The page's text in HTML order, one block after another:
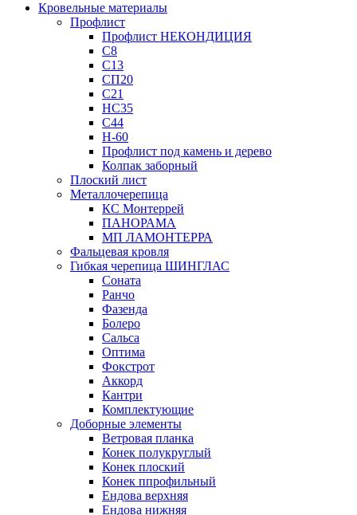
Кровельные материалы
Профлист
Профлист НЕКОНДИЦИЯ
С8
С13
СП20
С21
НС35
С44
Н-60
Профлист под камень и дерево
Колпак заборный
Плоский лист
Металлочерепица
КС Монтеррей
ПАНОРАМА
МП ЛАМОНТЕРРА
Фальцевая кровля
Гибкая черепица ШИНГЛАС
Соната
Ранчо
Фазенда
Болеро
Сальса
Оптима
Фокстрот
Аккорд
Кантри
Комплектующие
Доборные элементы
Ветровая планка
Конек полукруглый
Конек плоский
Конек ппрофильный
Ендова верхняя
Ендова нижняя